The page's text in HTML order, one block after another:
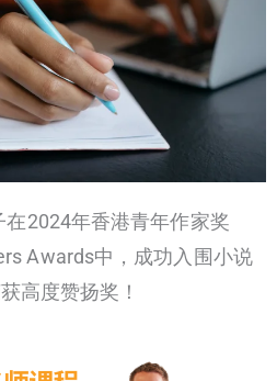
2024年香港青年作家奖
Awards中，成功入围小说
高度赞扬奖！